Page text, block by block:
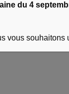
du 4
vous souhaitons